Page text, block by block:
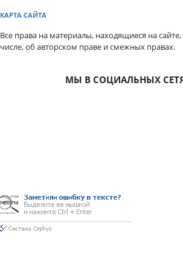
КАРТА САЙТА
Все права на материалы, находящиеся на
числе, об авторском праве и смежных правах.
МЫ В СОЦИАЛЬНЫХ